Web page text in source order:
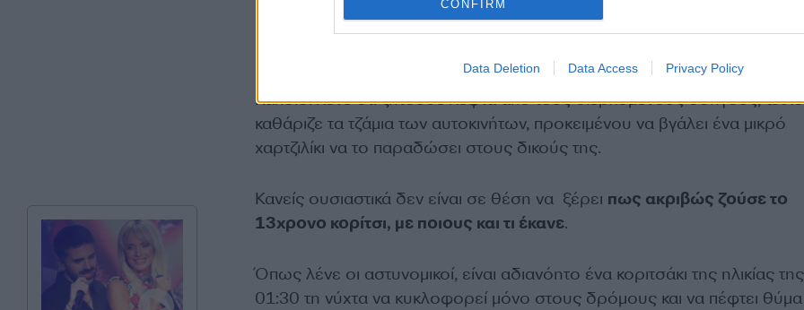
CONFIRM
Data Deletion Data Access Privacy Policy
Κάποιοι λένε ότι ζητούσε λεφτά από τους διερχόμενους οδηγούς,
καθάριζε τα τζάμια των αυτοκινήτων, προκειμένου να βγάλει ένα μικρό
χαρτζιλίκι να το παραδώσει στους δικούς της.
Κανείς ουσιαστικά δεν είναι σε θέση να ξέρει πως ακριβώς ζούσε το
13χρονο κορίτσι, με ποιους και τι έκανε.
Όπως λένε οι αστυνομικοί, είναι αδιανόητο ένα κοριτσάκι της ηλικίας της
01:30 τη νύχτα να κυκλοφορεί μόνο στους δρόμους και να πέφτει θύμα